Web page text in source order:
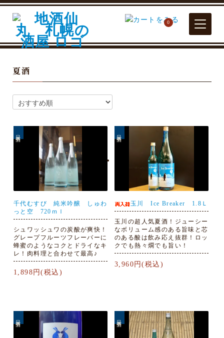
0
夏酒
千代むすび 純米吟醸 しゅわ
っと空 720ｍｌ
シュワッシュワの炭酸が爽快！
グレープフルーツフレーバーに
蜂蜜のようなコクとドライなキ
レ！肉料理と合わせて最高♪
1,898円(税込)
玉川 Ice Breaker 1.8Ｌ
玉川の超人気夏酒！ジューシー
なボリューム感のある旨味と芯
のある酸は飲み応え抜群！ロッ
クでも熱々燗でも旨い！
3,960円(税込)